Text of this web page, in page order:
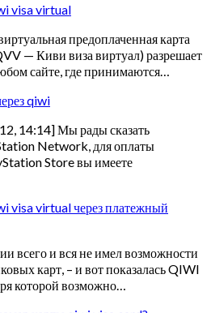
visa virtual
предоплаченная карта
— Киви виза виртуал) разрешает
сайте, где принимаются…
qiwi
14:14] Мы рады сказать
Network, для оплаты
Store вы имеете
visa virtual через платежный
всего и вся не имел возможности
карт, – и вот показалась QIWI
которой возможно…